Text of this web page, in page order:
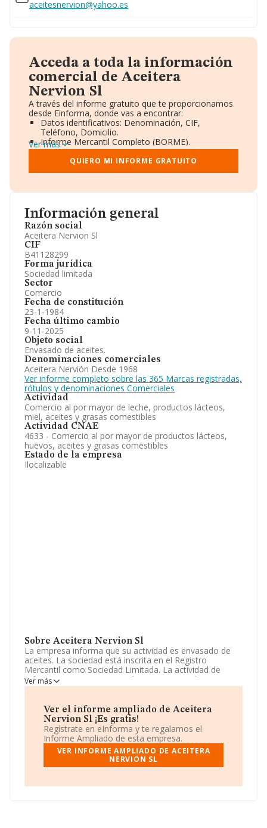
Información general
Razón social
Aceitera Nervion Sl
CIF
B41128299
Forma jurídica
Sociedad limitada
Sector
Comercio
Fecha de constitución
23-1-1984
Fecha último cambio
9-11-2025
Objeto social
Envasado de aceites.
Denominaciones comerciales
Aceitera Nervión Desde 1968
Ver informe completo sobre las 365 Marcas registradas,
rótulos y denominaciones Comerciales
Actividad
Comercio al por mayor de leche, productos lácteos,
miel, aceites y grasas comestibles
Actividad CNAE
4633 - Comercio al por mayor de productos lácteos,
huevos, aceites y grasas comestibles
Estado de la empresa
Ilocalizable
Sobre Aceitera Nervion Sl
La empresa informa que su actividad es envasado de
aceites. La sociedad está inscrita en el Registro
Mercantil como Sociedad Limitada. La actividad de
referencia CNAE corresponde a 'Comercio al por mayor
de productos lácteos, huevos, aceites y grasas
tiene actividad en mercados exteriores.
Su correo esaceitesnervion@yahoo.es. Puedes visitar
su sitio web: www.aceitesnervion.es.
La sociedad Aceitera Nervion S.L, CIF B41128299, se
encuentra en Calle Clemente Hidalgo núm. 102, (41005),
Ver más
Ver el informe ampliado de Aceitera
Nervion Sl ¡Es gratis!
Regístrate en eInforma y te regalamos el
Informe Ampliado de esta empresa.
VER INFORME AMPLIADO DE ACEITERA
NERVION SL
aceitesnervion@yahoo.es
Acceda a toda la información
comercial de Aceitera
Nervion Sl
A través del informe gratuito que te proporcionamos
desde Einforma, donde vas a encontrar:
Datos identificativos: Denominación, CIF,
Teléfono, Domicilio.
Informe Mercantil Completo (BORME).
Gráficos de Evolución Ventas y Empleados.
Consejo de Administración y Administradores.
Directivos y Ejecutivos.
Información oficial y registral complementaria.
Ver más
QUIERO MI INFORME GRATUITO